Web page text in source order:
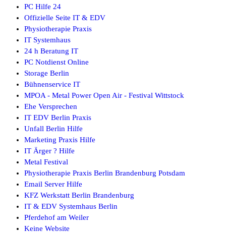
PC Hilfe 24
Offizielle Seite IT & EDV
Physiotherapie Praxis
IT Systemhaus
24 h Beratung IT
PC Notdienst Online
Storage Berlin
Bühnenservice IT
MPOA - Metal Power Open Air - Festival Wittstock
Ehe Versprechen
IT EDV Berlin Praxis
Unfall Berlin Hilfe
Marketing Praxis Hilfe
IT Ärger ? Hilfe
Metal Festival
Physiotherapie Praxis Berlin Brandenburg Potsdam
Email Server Hilfe
KFZ Werkstatt Berlin Brandenburg
IT & EDV Systemhaus Berlin
Pferdehof am Weiler
Keine Website